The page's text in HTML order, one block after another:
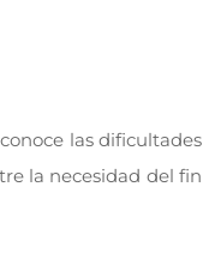
las dificultades
la necesidad del fin